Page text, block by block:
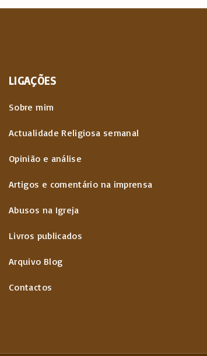
LIGAÇÕES
Sobre mim
Actualidade Religiosa semanal
Opinião e análise
Artigos e comentário na imprensa
Abusos na Igreja
Livros publicados
Arquivo Blog
Contactos